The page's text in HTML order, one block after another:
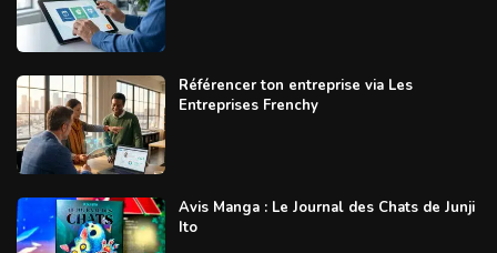
Référencer ton entreprise via Les
Entreprises Frenchy
Avis Manga : Le Journal des Chats de Junji
Ito